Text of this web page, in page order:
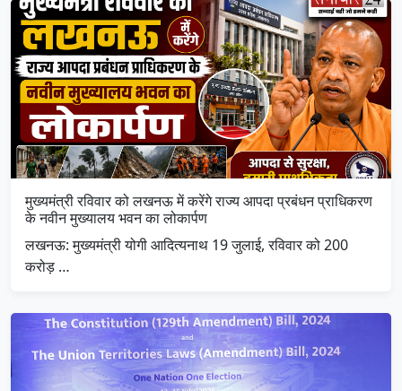
मुख्यमंत्री रविवार को लखनऊ में करेंगे राज्य आपदा प्रबंधन प्राधिकरण
के नवीन मुख्यालय भवन का लोकार्पण
लखनऊ: मुख्यमंत्री योगी आदित्यनाथ 19 जुलाई, रविवार को 200
करोड़ …